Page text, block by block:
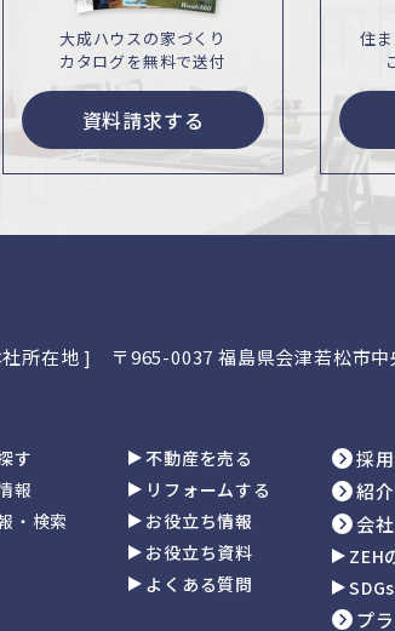
大成ハウスの家づくり
カタログを無料で送付
資料請求する
住
所在地 ] 〒965-0037 福島県会津若松市中
す
報
・検索
不動産を売る
リフォームする
お役立ち情報
お役立ち資料
よくある質問
採
紹
会
ZEH
SDGs
プ